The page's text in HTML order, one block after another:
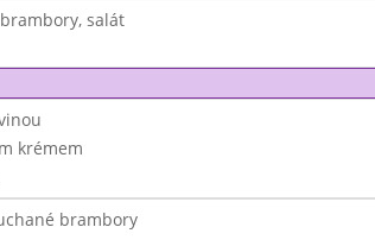
salát
krémem
brambory